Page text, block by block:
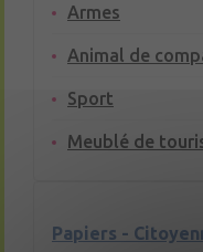
Armes
Animal de
Sport
Meublé de
Papiers -